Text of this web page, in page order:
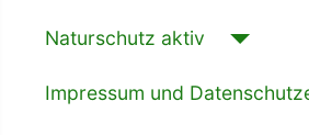
Naturschutz aktiv
Impressum und